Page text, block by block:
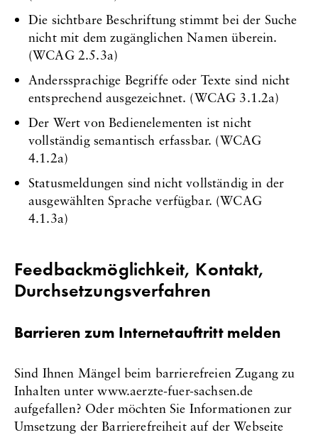
Die sichtbare Beschriftung stimmt bei der Suche
nicht mit dem zugänglichen Namen überein.
(WCAG 2.5.3a)
Anderssprachige Begriffe oder Texte sind nicht
entsprechend ausgezeichnet. (WCAG 3.1.2a)
Der Wert von Bedienelementen ist nicht
vollständig semantisch erfassbar. (WCAG
4.1.2a)
Statusmeldungen sind nicht vollständig in der
ausgewählten Sprache verfügbar. (WCAG
4.1.3a)
Feedbackmöglichkeit, Kontakt,
Durchsetzungsverfahren
Barrieren zum Internetauftritt melden
Sind Ihnen Mängel beim barrierefreien Zugang zu
Inhalten unter www.aerzte-fuer-sachsen.de
aufgefallen? Oder möchten Sie Informationen zur
Umsetzung der Barrierefreiheit auf der Webseite